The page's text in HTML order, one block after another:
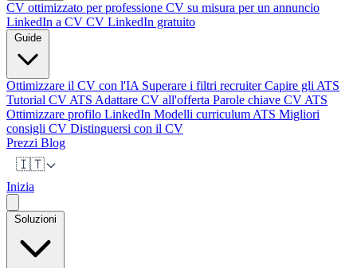
CV ottimizzato per professione CV su misura per un annuncio
LinkedIn a CV CV LinkedIn gratuito
Ottimizzare il CV con l'IA Superare i filtri recruiterCapire gli ATS
Tutorial CV ATS Adattare CV all'offerta Parole chiave CV ATS
Ottimizzare profilo LinkedIn Modelli curriculum ATS Migliori
consigli CV Distinguersi con il CV
Prezzi Blog
🇮🇹
Inizia